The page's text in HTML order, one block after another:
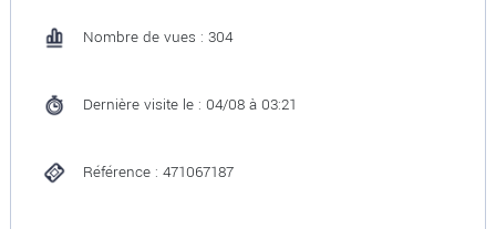
Nombre de vues : 304
Dernière visite le : 04/08 à 03:21
Référence : 471067187